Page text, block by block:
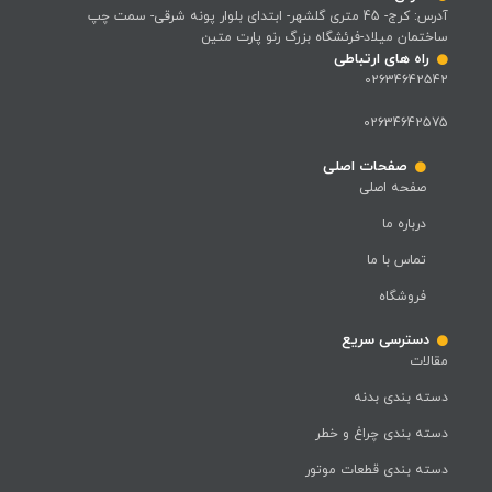
آدرس: کرج- 45 متری گلشهر- ابتدای بلوار پونه شرقی- سمت چپ
ساختمان میلاد-فرئشگاه بزرگ رنو پارت متین
راه های ارتباطی
02634642542
02634642575
صفحات اصلی
صفحه اصلی
درباره ما
تماس با ما
فروشگاه
دسترسی سریع
مقالات
دسته بندی بدنه
دسته بندی چراغ و خطر
دسته بندی قطعات موتور